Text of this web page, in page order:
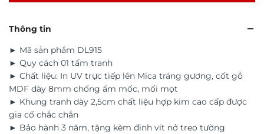
Thông tin
► Mã sản phẩm DL915
► Quy cách 01 tấm tranh
► Chất liệu: In UV trực tiếp lên Mica tráng gương, cốt gỗ
MDF dày 8mm chống ẩm mốc, mối mọt
► Khung tranh dày 2,5cm chất liệu hợp kim cao cấp được
gia cố chắc chắn
► Bảo hành 3 năm, tặng kèm đinh vít nở treo tường